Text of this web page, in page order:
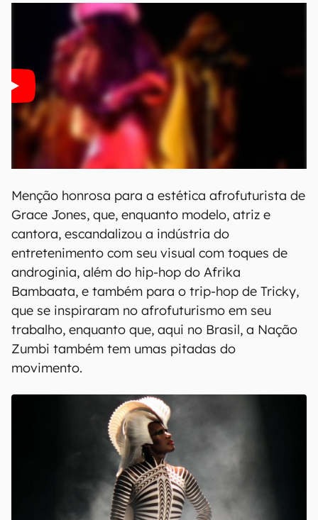
Menção honrosa para a estética afrofuturista de
Grace Jones, que, enquanto modelo, atriz e
cantora, escandalizou a indústria do
entretenimento com seu visual com toques de
androginia, além do hip-hop do Afrika
Bambaata, e também para o trip-hop de Tricky,
que se inspiraram no afrofuturismo em seu
trabalho, enquanto que, aqui no Brasil, a Nação
Zumbi também tem umas pitadas do
movimento.